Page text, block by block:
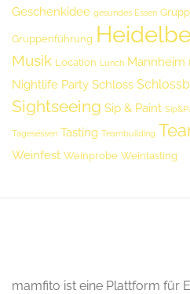
Geschenkidee gesundes Essen
Gruppenführung
Musik Location Lunch Mannheim
Nightlife Party Schloss
Sightseeing Sip & Paint
Tagesessen Tasting Teambuilding
Weinfest Weinprobe Weintasting
mamfito ist eine Plattform für